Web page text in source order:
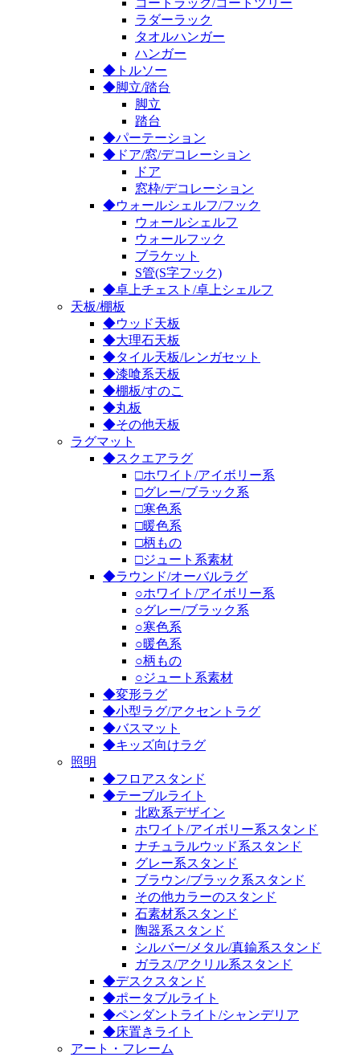
ラダーラック
タオルハンガー
ハンガー
◆トルソー
◆脚立/踏台
脚立
踏台
◆パーテーション
◆ドア/窓/デコレーション
ドア
窓枠/デコレーション
◆ウォールシェルフ/フック
ウォールシェルフ
ウォールフック
ブラケット
S管(S字フック)
◆卓上チェスト/卓上シェルフ
天板/棚板
◆ウッド天板
◆大理石天板
◆タイル天板/レンガセット
◆漆喰系天板
◆棚板/すのこ
◆丸板
◆その他天板
ラグマット
◆スクエアラグ
□ホワイト/アイボリー系
□グレー/ブラック系
□寒色系
□暖色系
□柄もの
□ジュート系素材
◆ラウンド/オーバルラグ
○ホワイト/アイボリー系
○グレー/ブラック系
○寒色系
○暖色系
○柄もの
○ジュート系素材
◆変形ラグ
◆小型ラグ/アクセントラグ
◆バスマット
◆キッズ向けラグ
照明
◆フロアスタンド
◆テーブルライト
北欧系デザイン
ホワイト/アイボリー系スタンド
ナチュラルウッド系スタンド
グレー系スタンド
ブラウン/ブラック系スタンド
その他カラーのスタンド
石素材系スタンド
陶器系スタンド
シルバー/メタル/真鍮系スタンド
ガラス/アクリル系スタンド
◆デスクスタンド
◆ポータブルライト
◆ペンダントライト/シャンデリア
◆床置きライト
アート・フレーム